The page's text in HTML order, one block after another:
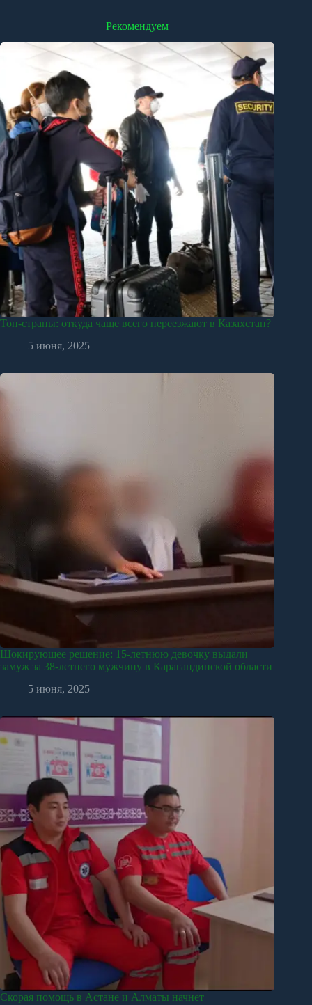
Рекомендуем
Топ-страны: откуда чаще всего переезжают в Казахстан?
5 июня, 2025
Шокирующее решение: 15-летнюю девочку выдали
замуж за 38-летнего мужчину в Карагандинской области
5 июня, 2025
Скорая помощь в Астане и Алматы начнет